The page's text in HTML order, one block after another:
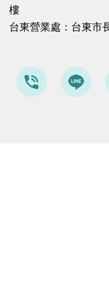
樓
台東營業處：台東市